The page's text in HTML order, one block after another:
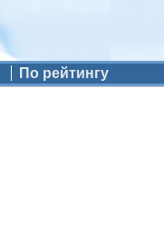
По рейтингу